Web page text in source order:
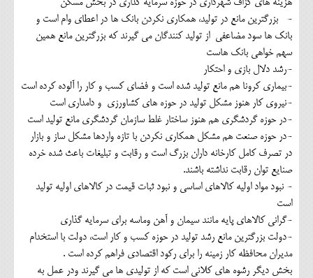
هزینه های گزاف شهرداری در حوزه سرمایه گذاری در بخش مسکن
- بزرگترین مانع در تولید، همکاری نکردن بانک ها در اعطای وام است و
بانک ها سود مضاعفی از تولید کنندگان می گیرند که بزرگترین مانع همین
سهم خواهی بانک هاست
-رشد دلال بازی و احتکار
-بیماری کرونا هم مانع تولید شده است و فضای کسب و کار را آلوده کرده است
-نیروی کار هنوز مشکل تولید در حوزه های کشاورزی و دامداری است
-در حوزه گردشگری هم هنوز ساختار غلط سازمان گردشگری مانع تولید است
-در حوزه صنعت هم مشکل همکاری نکردن با تازه واردها مشکل ساز و بازار
در تصرف کامل کارخانه داران بزرگ است و رقابت و تبلیغات باعث شده خرده
صنایع توان رقابت نداشته باشند.
- نبود مواد اولیه کالاهای اساسی و نبود ثبات قیمت در کالاهای اولیه تولید
است
-گرانی کالاهای پایه مانند سیمان و آهن وماسه برای سرمایه گذاری
-دولت بزرگترین مانع رشد تولید در حوزه کسب و کار است، دولت با استخدام
مدیران محافظه کار زمینه را برای رکود اقتصادی فراهم کرده است .
بخش دیگر رشوه های کلانی است که از تولیدی ها می گیرند ودر عمل به